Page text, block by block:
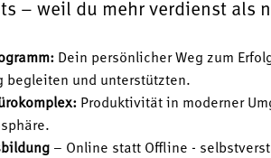
– weil du mehr verdienst als
Dein persönlicher Weg zum
begleiten und unterstützten.
Produktivität in moderner
– Online statt Offline -